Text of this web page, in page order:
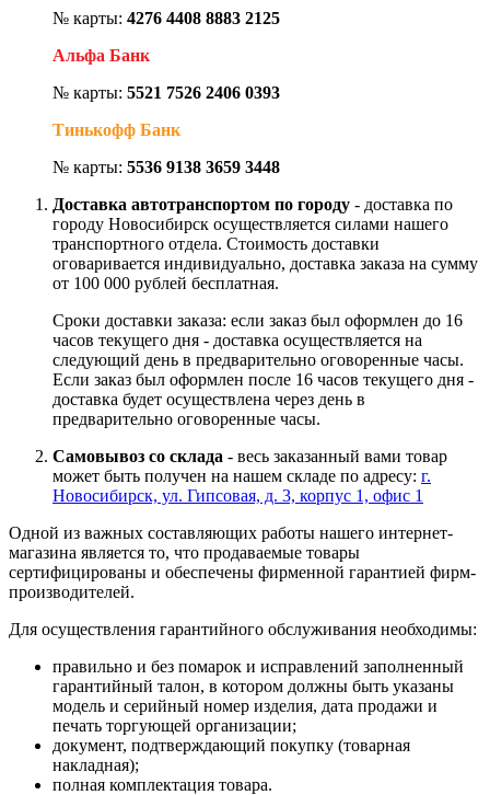
№ карты: 4276 4408 8883 2125
Альфа Банк
№ карты: 5521 7526 2406 0393
Тинькофф Банк
№ карты: 5536 9138 3659 3448
Доставка автотранспортом по городу - доставка по
городу Новосибирск осуществляется силами нашего
транспортного отдела. Стоимость доставки
оговаривается индивидуально, доставка заказа на сумму
от 100 000 рублей бесплатная.
Сроки доставки заказа: если заказ был оформлен до 16
часов текущего дня - доставка осуществляется на
следующий день в предварительно оговоренные часы.
Если заказ был оформлен после 16 часов текущего дня -
доставка будет осуществлена через день в
предварительно оговоренные часы.
Самовывоз со склада - весь заказанный вами товар
может быть получен на нашем складе по адресу: г.
Новосибирск, ул. Гипсовая, д. 3, корпус 1, офис 1
Одной из важных составляющих работы нашего интернет-
магазина является то, что продаваемые товары
сертифицированы и обеспечены фирменной гарантией фирм-
производителей.
Для осуществления гарантийного обслуживания необходимы:
правильно и без помарок и исправлений заполненный
гарантийный талон, в котором должны быть указаны
модель и серийный номер изделия, дата продажи и
печать торгующей организации;
документ, подтверждающий покупку (товарная
накладная);
полная комплектация товара.